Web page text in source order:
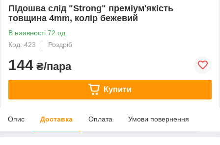
Підошва слід "Strong" преміум'якість
товщина 4mm, колір бежевий
В наявності 72 од.
Код: 423
Роздріб
144 ₴/пара
Купити
Опис Доставка Оплата Умови повернення